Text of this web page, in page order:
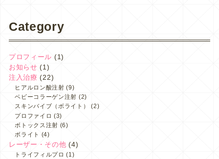
Category
プロフィール (1)
お知らせ (1)
注入治療 (22)
ヒアルロン酸注射 (9)
ベビーコラーゲン注射 (2)
スキンバイブ（ボライト）
(2)
プロファイロ (3)
ボトックス注射 (6)
ボライト (4)
レーザー・その他 (4)
トライフィルプロ (1)